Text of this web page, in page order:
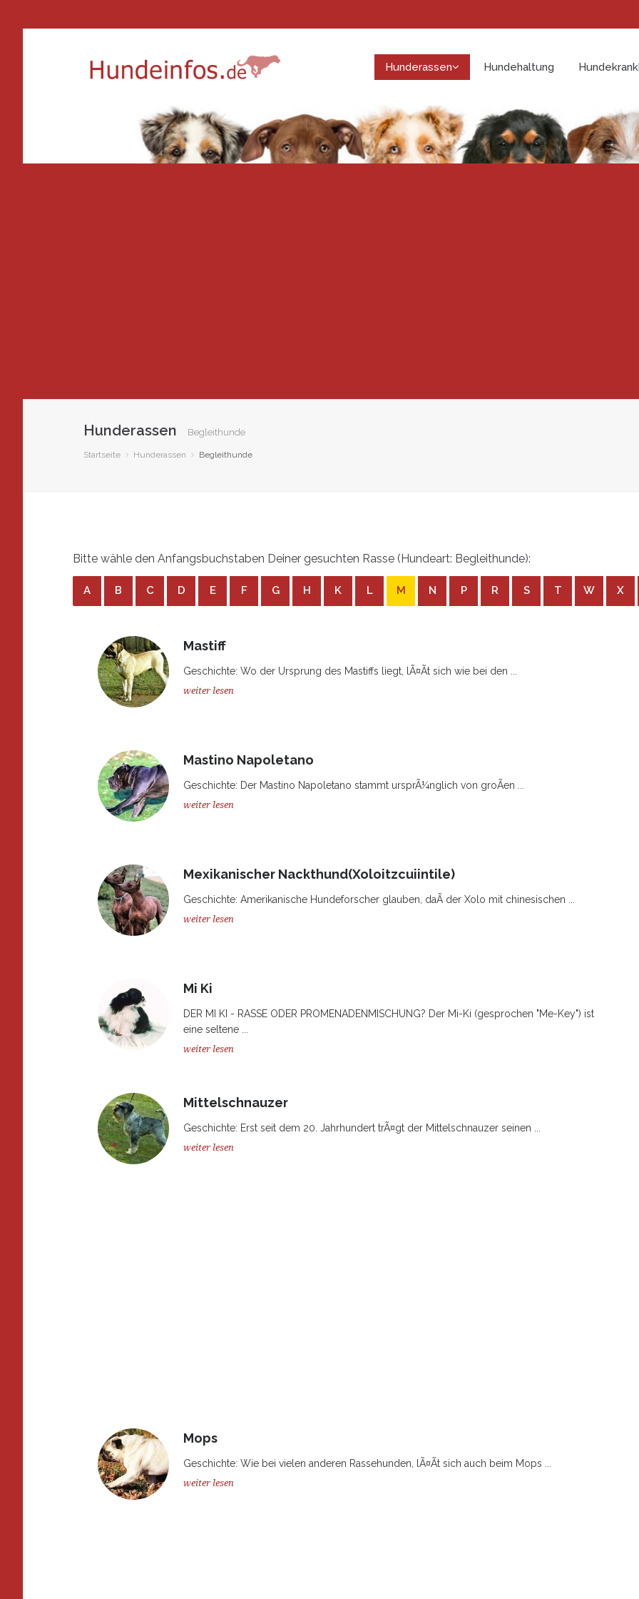
Hunderassen Hundehaltung
Hunderassen Begleithunde
Startseite Hunderassen Begleithunde
Bitte wähle den Anfangsbuchstaben Deiner gesuchten Rasse (Hundeart: Begleithunde):
A B C D E F G H K L M N P R S T W X
Mastiff
Geschichte: Wo der Ursprung des Mastiffs liegt, lÃ¤Ãt sich wie bei den ...
weiter lesen
Mastino Napoletano
Geschichte: Der Mastino Napoletano stammt ursprÃ¼nglich von groÃen ...
weiter lesen
Mexikanischer Nackthund(Xoloitzcuiintile)
Geschichte: Amerikanische Hundeforscher glauben, daÃ der Xolo mit chinesischen ...
weiter lesen
Mi Ki
DER MI KI - RASSE ODER PROMENADENMISCHUNG? Der Mi-Ki (gesprochen "Me-Key") ist
eine seltene ...
weiter lesen
Mittelschnauzer
Geschichte: Erst seit dem 20. Jahrhundert trÃ¤gt der Mittelschnauzer seinen ...
weiter lesen
Mops
Geschichte: Wie bei vielen anderen Rassehunden, lÃ¤Ãt sich auch beim Mops ...
weiter lesen